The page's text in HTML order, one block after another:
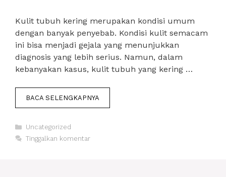
Kulit tubuh kering merupakan kondisi umum
dengan banyak penyebab. Kondisi kulit semacam
ini bisa menjadi gejala yang menunjukkan
diagnosis yang lebih serius. Namun, dalam
kebanyakan kasus, kulit tubuh yang kering …
BACA SELENGKAPNYA
Kategori
Uncategorized
Tinggalkan komentar